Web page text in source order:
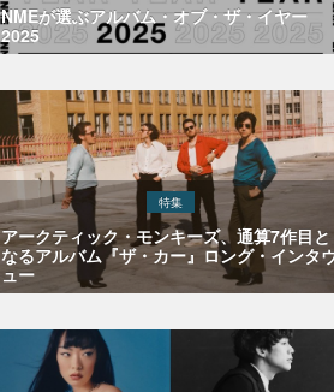
NMEが選ぶアルバム・オブ・ザ・イヤー
2025
特集
アークティック・モンキーズ、通算7作目と
なるアルバム『ザ・カー』ロング・インタ
ュー